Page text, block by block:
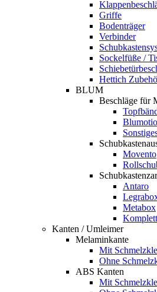
Griffe
Bodenträger
Verbinder
Sockelfüße /
Hettich
BLUM
Beschläge für
Movento
Antaro
Metabox
Kanten / Umleimer
Melaminkante
Mit
Ohne
ABS Kanten
Mit